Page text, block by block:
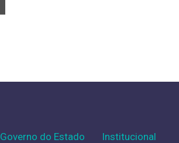
Institucional
Governo do Estado